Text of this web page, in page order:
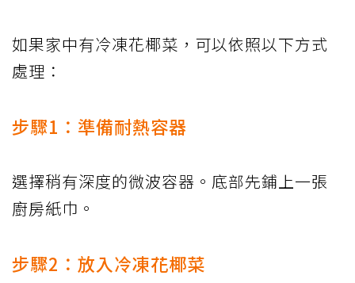
如果家中有冷凍花椰菜，可以依照以下方式
處理：
步驟1：準備耐熱容器
選擇稍有深度的微波容器。底部先鋪上一張
廚房紙巾。
步驟2：放入冷凍花椰菜